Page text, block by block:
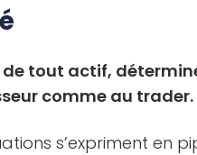
tout actif,
comme au trader.
s’expriment en